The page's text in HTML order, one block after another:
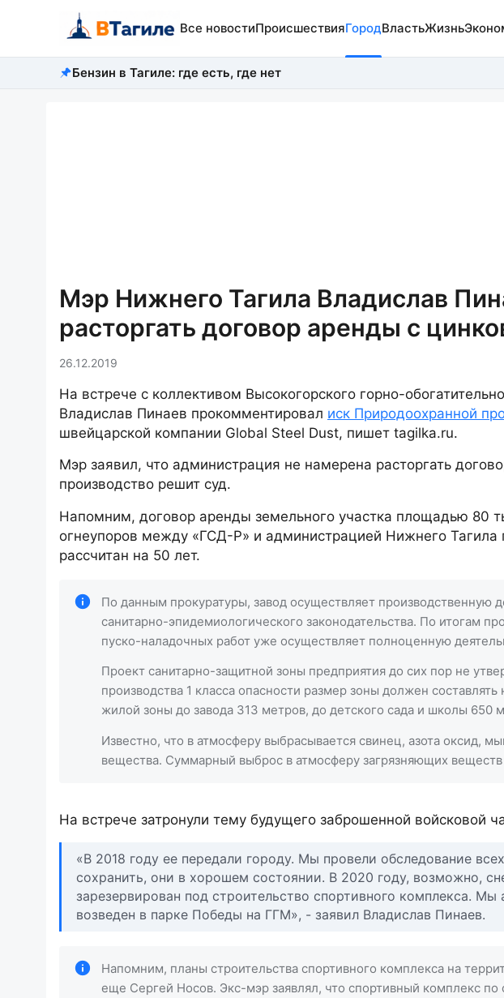
Все новостиПроисшествияГородВластьЖизнь
Бензин в Тагиле: где есть, где нет
Мэр Нижнего Тагила Владислав
расторгать договор аренды с
26.12.2019
На встрече с коллективом Высокогорского горно-
Владислав Пинаев прокомментировал иск Природоохранной
швейцарской компании Global Steel Dust, пишет tagilka.ru.
Мэр заявил, что администрация не намерена расторгать
производство решит суд.
Напомним, договор аренды земельного участка площадью 80
огнеупоров между «ГСД-Р» и администрацией Нижнего Тагила
рассчитан на 50 лет.
По данным прокуратуры, завод осуществляет производственную
санитарно-эпидемиологического законодательства. По итогам
пуско-наладочных работ уже осуществляет полноценную
Проект санитарно-защитной зоны предприятия до сих пор не
производства 1 класса опасности размер зоны должен
жилой зоны до завода 313 метров, до детского сада и школы 650
Известно, что в атмосферу выбрасывается свинец, азота оксид,
вещества. Суммарный выброс в атмосферу загрязняющих
На встрече затронули тему будущего заброшенной войсковой
«В 2018 году ее передали городу. Мы провели обследование
сохранить, они в хорошем состоянии. В 2020 году, возможно,
зарезервирован под строительство спортивного комплекса.
возведен в парке Победы на ГГМ», - заявил Владислав Пинаев.
Напомним, планы строительства спортивного комплекса на
еще Сергей Носов. Экс-мэр заявлял, что спортивный комплекс